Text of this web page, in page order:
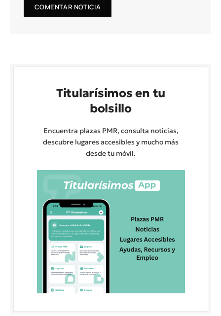
Titularísimos en tu
bolsillo
Encuentra plazas PMR, consulta noticias,
descubre lugares accesibles y mucho más
desde tu móvil.